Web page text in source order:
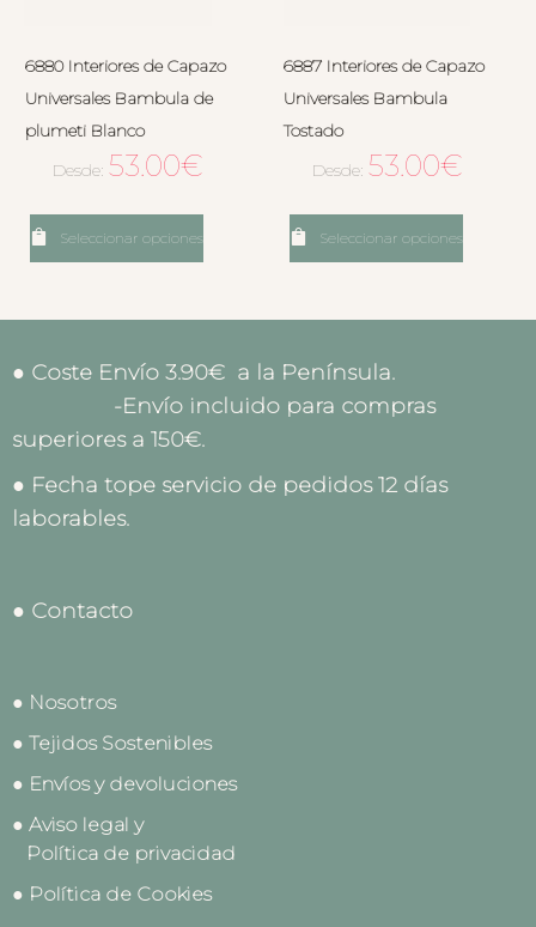
6880 Interiores de Capazo
Universales Bambula de
plumeti Blanco
Desde:53.00€
Seleccionar opciones
6887 Interiores de Capazo
Universales Bambula
Tostado
Desde: 53.00€
Seleccionar opciones
● Coste Envío 3.90€ a la Península.
-Envío incluido para compras
superiores a 150€.
● Fecha tope servicio de pedidos 12 días
laborables.
● Contacto
● Nosotros
● Tejidos Sostenibles
● Envíos y devoluciones
● Aviso legal y
Política de privacidad
● Política de Cookies